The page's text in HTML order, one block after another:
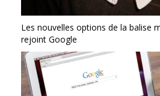
Les nouvelles options de la balise
rejoint Google